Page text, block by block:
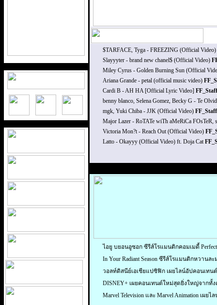
$TARFACE, Tyga - FREEZING (Official Video)
Slayyyter - brand new chanel$ (Official Video)
Miley Cyrus - Golden Burning Sun (Official
Ariana Grande - petal (official music video)
Cardi B - AH HA [Official Lyric Video]
benny blanco, Selena Gomez, Becky G - Te
mgk, Yuki Chiba - JJK (Official Video)
Major Lazer - RoTATe wiTh aMeRiCa
Victoria Mon?t - Reach Out (Official Video)
Latto - Okayyy (Official Video) ft. Doja Cat
ไอยู บยอนอูซอก ซีรีส์โรแมนติกคอมเมดี้
In Your Radiant Season ซีรีส์โรแมนติกหวานล
วอลท์ดิสนีย์เอเชียแปซิฟิก เผยไลน์อัปคอนเทน
DISNEY+ เผยคอนเทนต์ใหม่สุดยิ่งใหญ่จากทั้
Marvel Television และ Marvel Animation เผย